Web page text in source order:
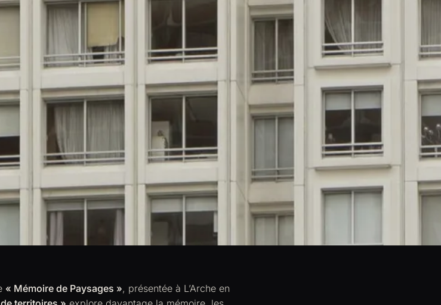
« Mémoire de Paysages », présentée à L’Arche en